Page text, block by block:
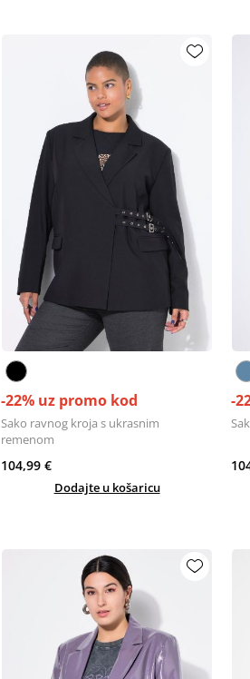
-22% uz promo kod
Sako ravnog kroja s ukrasnim
remenom
104,99 €
Dodajte u košaricu
-